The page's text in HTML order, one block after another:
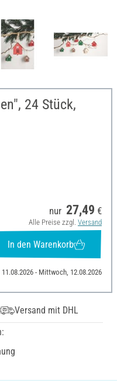
24 Stück,
nur 27,49 €
Alle Preise zzgl. Versand
In den Warenkorb
- Mittwoch, 12.08.2026
Versand mit DHL